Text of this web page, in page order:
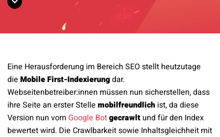
Kontakt
Eine Herausforderung im Bereich SEO stellt heutzutage
die Mobile First-Indexierungdar.
Webseitenbetreiber:innen müssen nun sicherstellen, dass
ihre Seite an erster Stelle mobilfreundlich ist, da diese
Version nun vom Google Botgecrawlt und für den Index
bewertet wird. Die Crawlbarkeit sowie Inhaltsgleichheit mit